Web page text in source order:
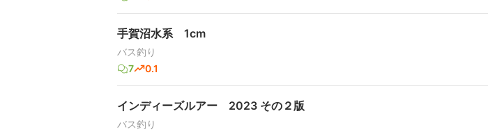
手賀沼水系 1cm
バス釣り
7
0.1
インディーズルアー 2023 その２版
バス釣り